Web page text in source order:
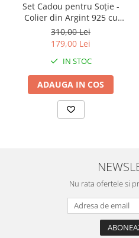
Set Cadou pentru Soție -
Colier din Argint 925 cu
Pandantiv Perla Roz, placat
cu rodiu, în Cutie Elegantă
cu Mesaj Emoționant
310,00 Lei
179,00 Lei
IN STOC
ADAUGA IN COS
Nu rata ofertele si